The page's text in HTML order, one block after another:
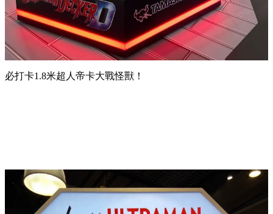
必打卡1.8米超人帝卡大戰怪獸！